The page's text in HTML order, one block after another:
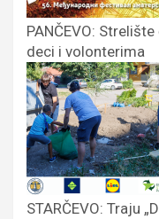
PANČEVO:
deci i volonterima
STARČEVO: Traju